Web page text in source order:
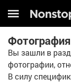
Вы зашли в
фотографии,
В силу